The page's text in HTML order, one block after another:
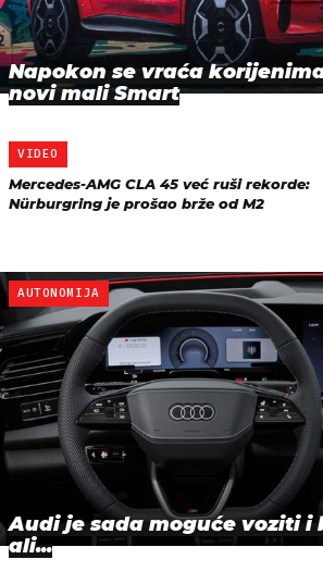
Napokon se vraća
novi mali Smart
VIDEO
Mercedes-AMG CLA 45 već ruši rekorde:
Nürburgring je prošao brže od M2
AUTONOMIJA
Audi je sada moguće voziti i
ali...